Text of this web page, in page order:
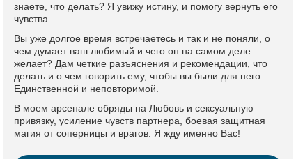
знаете, что делать? Я увижу истину, и помогу вернуть его
чувства.
Вы уже долгое время встречаетесь и так и не поняли, о
чем думает ваш любимый и чего он на самом деле
желает? Дам четкие разъяснения и рекомендации, что
делать и о чем говорить ему, чтобы вы были для него
Единственной и неповторимой.
В моем арсенале обряды на Любовь и сексуальную
привязку, усиление чувств партнера, боевая защитная
магия от соперницы и врагов. Я жду именно Вас!